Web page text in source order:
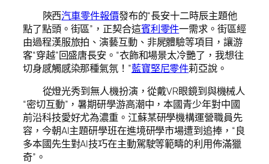
陜西汽車零件報價發布的“長安十二時辰主題他
點了點頭。街區”，正契合這賓利零件一需求。街區經
由過程漢服旅拍、演藝互動、非屍體驗等項目，讓游
客“穿越”回盛唐長安。“衣飾和場景太冷艷了，我想往
切身感觸感染那種氣氛！”藍寶堅尼零件莉亞說。
從燈光秀到無人機扮演，從戴VR眼鏡到與機械人
“密切互動”，暑期研學游高潮中，本國青少年對中國
前沿科技愛好尤為濃重。江蘇某研學機構運營職員先
容，今朝AI主題研學班在進境研學市場遭到追捧，“良
多本國先生對AI技巧在主動駕駛等範疇的利用佈滿獵
奇”。